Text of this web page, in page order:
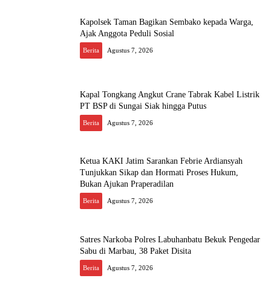
Kapolsek Taman Bagikan Sembako kepada Warga,
Ajak Anggota Peduli Sosial
Berita Agustus 7, 2026
Kapal Tongkang Angkut Crane Tabrak Kabel Listrik
PT BSP di Sungai Siak hingga Putus
Berita Agustus 7, 2026
Ketua KAKI Jatim Sarankan Febrie Ardiansyah
Tunjukkan Sikap dan Hormati Proses Hukum,
Bukan Ajukan Praperadilan
Berita Agustus 7, 2026
Satres Narkoba Polres Labuhanbatu Bekuk Pengedar
Sabu di Marbau, 38 Paket Disita
Berita Agustus 7, 2026